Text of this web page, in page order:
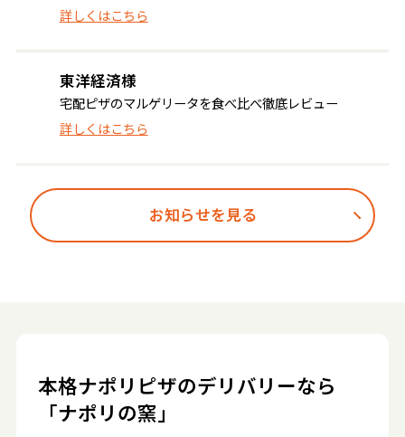
詳しくはこちら
東洋経済様
宅配ピザのマルゲリータを食べ比べ徹底レビュー
詳しくはこちら
お知らせを見る
本格ナポリピザのデリバリーなら
「ナポリの窯」